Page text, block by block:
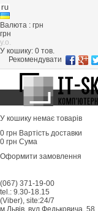
Валюта : грн
грн
y.o.
У кошику: 0 тов.
Рекомендувати
У кошику немає товарів
0 грн Вартість доставки
0 грн Сума
Оформити замовлення
(067) 371-19-00
tel.: 9.30-18.15
(Viber), site:24/7
м.Львів, вул.Федьковича, 58